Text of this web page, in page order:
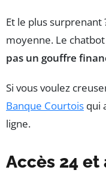
Et le plus
moyenne. Le
pas un gouffre
Si vous voulez
Banque Courtois qui
ligne.
Accès 24